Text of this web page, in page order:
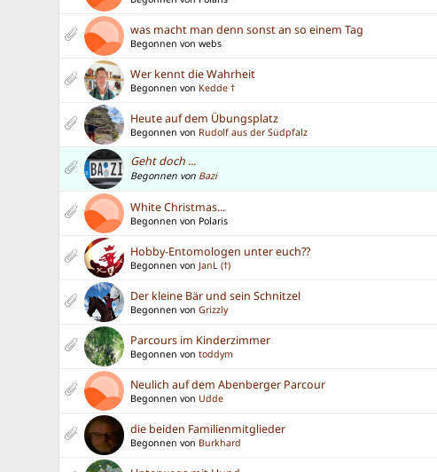
was macht man denn sonst an so einem Tag
Begonnen von webs
Wer kennt die Wahrheit
Begonnen von Kedde †
Heute auf dem Übungsplatz
Begonnen von Rudolf aus der Südpfalz
Geht doch ...
Begonnen von Bazi
White Christmas...
Begonnen von Polaris
Hobby-Entomologen unter euch??
Begonnen von JanL (†)
Der kleine Bär und sein Schnitzel
Begonnen vonGrizzly
Parcours im Kinderzimmer
Begonnen vontoddym
Neulich auf dem Abenberger Parcour
Begonnen von Udde
die beiden Familienmitglieder
Begonnen von Burkhard